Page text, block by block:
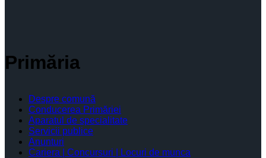
Primăria
Despre comună
Conducerea Primăriei
Aparatul de specialitate
Servicii publice
Anunturi
Cariera | Concursuri | Locuri de munca